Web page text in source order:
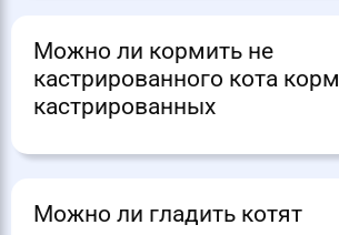
Можно ли кормить не
кастрированного кота
кастрированных
Можно ли гладить котят